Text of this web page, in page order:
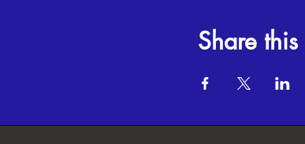
Share